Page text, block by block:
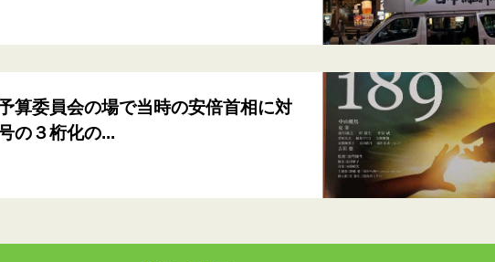
算委員会の場で当時の安倍首相に対
の３桁化の...